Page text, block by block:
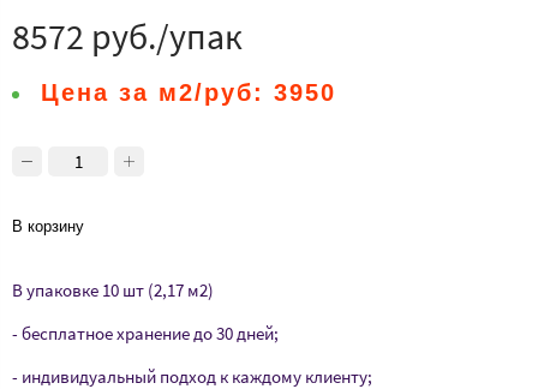
8572 руб./упак
Цена за м2/руб: 3950
В корзину
В упаковке 10 шт (2,17 м2)
- бесплатное хранение до 30 дней;
- индивидуальный подход к каждому клиенту;